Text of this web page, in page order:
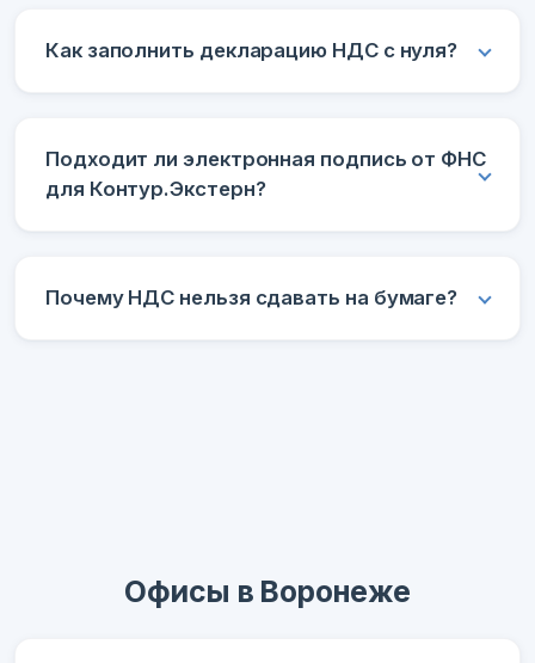
Как заполнить декларацию НДС с нуля?
Подходит ли электронная подпись от ФНС
для Контур.Экстерн?
Почему НДС нельзя сдавать на бумаге?
Офисы в Воронеже